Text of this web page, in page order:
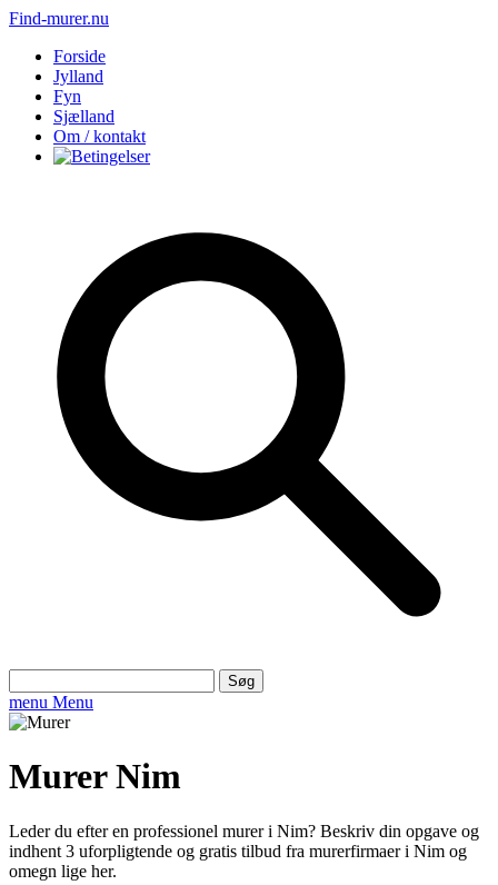
Find-murer.nu
Forside
Jylland
Fyn
Sjælland
Om / kontakt
efter:
menu Menu
Murer Nim
Leder du efter en professionel murer i Nim? Beskriv din opgave og
indhent 3 uforpligtende og gratis tilbud fra murerfirmaer i Nim og
omegn lige her.